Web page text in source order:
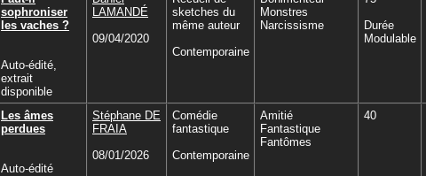
sophroniser
les vaches ?
Auto-édité,
extrait
disponible
LAMANDÉ
09/04/2020
sketches du
même auteur
Contemporaine
Monstres
Narcissisme
Durée
Modulable
Les âmes
perdues
Auto-édité
Stéphane DE
FRAIA
08/01/2026
Comédie
fantastique
Contemporaine
Amitié
Fantastique
Fantômes
40